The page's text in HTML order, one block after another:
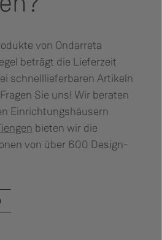
von Ondarreta
beträgt die Lieferzeit
schnelllieferbaren Artikeln
Sie uns! Wir beraten
Einrichtungshäusern
bieten wir die
von über 600 Design-